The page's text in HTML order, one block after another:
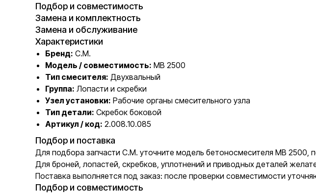
Подбор и совместимость
Замена и комплектность
Замена и обслуживание
Характеристики
Бренд: C.M.
Модель / совместимость: MB 2500
Тип смесителя: Двухвальный
Группа: Лопасти и скребки
Узел установки: Рабочие органы смесительного узла
Тип детали: Скребок боковой
Артикул / код: 2.008.10.085
Подбор и поставка
Для подбора запчасти C.M. уточните модель бетоносмесителя MB 2500,
Для броней, лопастей, скребков, уплотнений и приводных деталей
Поставка выполняется под заказ: после проверки совместимости
Подбор и совместимость